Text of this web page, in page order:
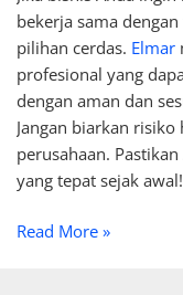
bekerja sama
pilihan cerdas. Elmar
profesional yang
dengan aman dan
Jangan biarkan
perusahaan.
yang tepat sejak awal!
Read More »